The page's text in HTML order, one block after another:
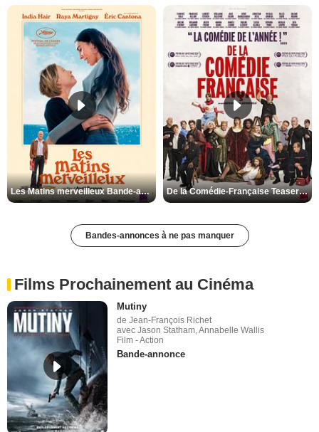
Les Matins merveilleux Bande-annonce VF De la Comédie-Française Teaser VF
Bandes-annonces à ne pas manquer
Films Prochainement au Cinéma
Mutiny
de Jean-François Richet
avec Jason Statham, Annabelle Wallis
Film - Action
Bande-annonce